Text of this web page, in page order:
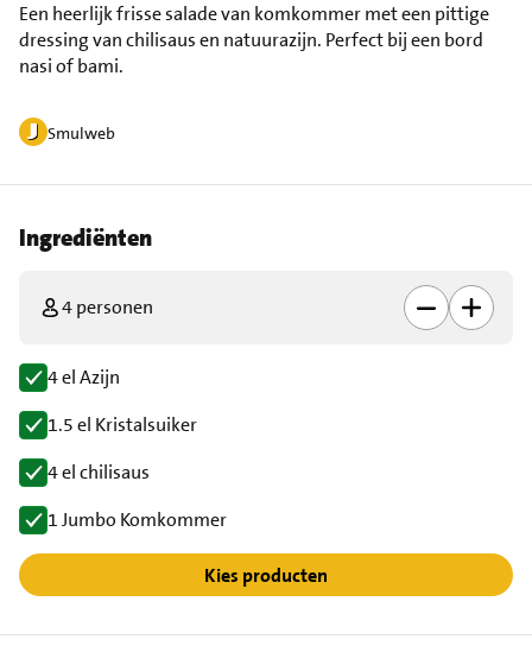
Smulweb
Een heerlijk frisse salade van komkommer met een pittige
dressing van chilisaus en natuurazijn. Perfect bij een bord
nasi of bami.
Ingrediënten
4 personen
4 el Azijn
1.5 el Kristalsuiker
4 el chilisaus
1 Jumbo Komkommer
Kies producten